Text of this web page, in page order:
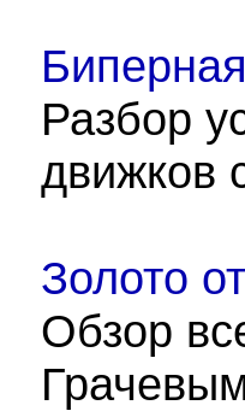
Разбор
движков
Золото
Обзор